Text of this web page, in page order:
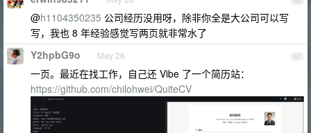
@h1104350235 公司经历没用呀，除非你全是大公司可以写
写，我也 8 年经验感觉写两页就非常水了
47
Y2hpbG9o May 26
一页。最近在找工作，自己还 Vibe 了一个简历站：
https://github.com/chilohwei/QuiteCV